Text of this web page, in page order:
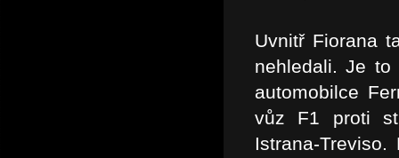
Uvnitř Fiorana
nehledali. Je
automobilce
vůz F1 proti
Istrana-